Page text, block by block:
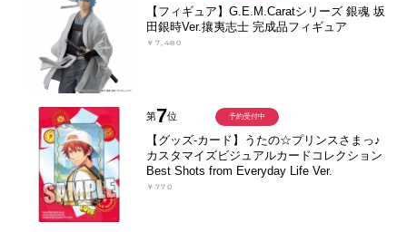
【フィギュア】G.E.M.Caratシリーズ 銀魂 坂
田銀時Ver.攘夷志士 完成品フィギュア
￥7,480
第7位
【グッズ-カード】うたの☆プリンスさまっ♪
カスタマイズビジュアルカードコレクション
Best Shots from Everyday Life Ver.
￥770
予約受付中